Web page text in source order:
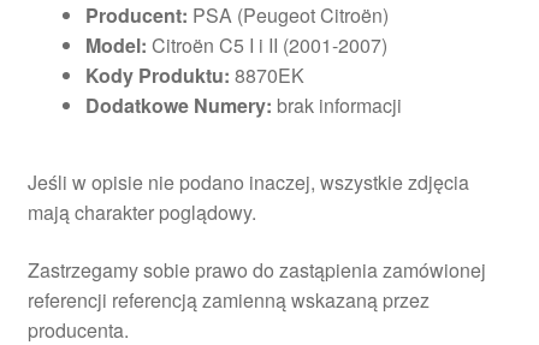
Producent: PSA (Peugeot Citroën)
Model: Citroën C5 I i II (2001-2007)
Kody Produktu: 8870EK
Dodatkowe Numery: brak informacji
Jeśli w opisie nie podano inaczej, wszystkie zdjęcia
mają charakter poglądowy.
Zastrzegamy sobie prawo do zastąpienia zamówionej
referencji referencją zamienną wskazaną przez
producenta.